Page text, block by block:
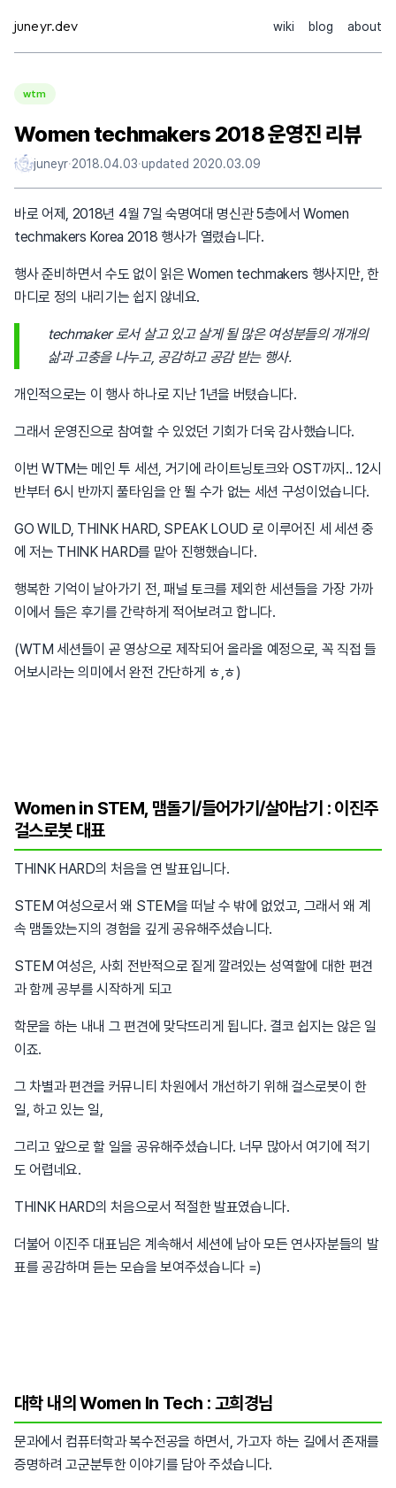
to
content
juneyr.dev wiki blog about
wtm
Women techmakers 2018 운영진 리뷰
juneyr·2018.04.03·updated 2020.03.09
바로 어제, 2018년 4월 7일 숙명여대 명신관 5층에서 Women
techmakers Korea 2018 행사가 열렸습니다.
행사 준비하면서 수도 없이 읽은 Women techmakers 행사지만, 한
마디로 정의 내리기는 쉽지 않네요.
techmaker 로서 살고 있고 살게 될 많은 여성분들의 개개의
삶과 고충을 나누고, 공감하고 공감 받는 행사.
개인적으로는 이 행사 하나로 지난 1년을 버텼습니다.
그래서 운영진으로 참여할 수 있었던 기회가 더욱 감사했습니다.
이번 WTM는 메인 투 세션, 거기에 라이트닝토크와 OST까지.. 12시
반부터 6시 반까지 풀타임을 안 뛸 수가 없는 세션 구성이었습니다.
GO WILD, THINK HARD, SPEAK LOUD 로 이루어진 세 세션 중
에 저는 THINK HARD를 맡아 진행했습니다.
행복한 기억이 날아가기 전, 패널 토크를 제외한 세션들을 가장 가까
이에서 들은 후기를 간략하게 적어보려고 합니다.
(WTM 세션들이 곧 영상으로 제작되어 올라올 예정으로, 꼭 직접 들
어보시라는 의미에서 완전 간단하게 ㅎ,ㅎ)
Women in STEM, 맴돌기/들어가기/살아남기 : 이진주
걸스로봇 대표
THINK HARD의 처음을 연 발표입니다.
STEM 여성으로서 왜 STEM을 떠날 수 밖에 없었고, 그래서 왜 계
속 맴돌았는지의 경험을 깊게 공유해주셨습니다.
STEM 여성은, 사회 전반적으로 짙게 깔려있는 성역할에 대한 편견
과 함께 공부를 시작하게 되고
학문을 하는 내내 그 편견에 맞닥뜨리게 됩니다. 결코 쉽지는 않은 일
이죠.
그 차별과 편견을 커뮤니티 차원에서 개선하기 위해 걸스로봇이 한
일, 하고 있는 일,
그리고 앞으로 할 일을 공유해주셨습니다. 너무 많아서 여기에 적기
도 어렵네요.
THINK HARD의 처음으로서 적절한 발표였습니다.
더불어 이진주 대표님은 계속해서 세션에 남아 모든 연사자분들의 발
표를 공감하며 듣는 모습을 보여주셨습니다 =)
대학 내의 Women In Tech : 고희경님
문과에서 컴퓨터학과 복수전공을 하면서, 가고자 하는 길에서 존재를
증명하려 고군분투한 이야기를 담아 주셨습니다.